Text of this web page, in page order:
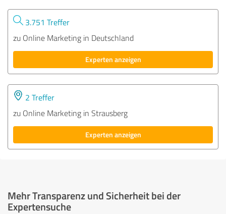
3.751 Treffer
zu Online Marketing in Deutschland
Experten anzeigen
2 Treffer
zu Online Marketing in Strausberg
Experten anzeigen
Mehr Transparenz und Sicherheit bei der
Expertensuche